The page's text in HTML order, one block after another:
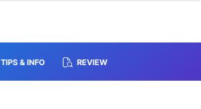
TIPS & INFO REVIEW